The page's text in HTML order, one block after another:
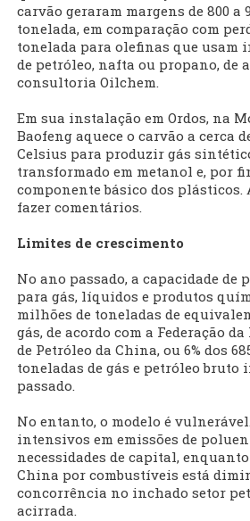
carvão geraram margens de 800 a
tonelada, em comparação com
tonelada para olefinas que usam
de petróleo, nafta ou propano, de
consultoria Oilchem.
Em sua instalação em Ordos, na
Baofeng aquece o carvão a cerca
Celsius para produzir gás
transformado em metanol e, por
componente básico dos plásticos.
fazer comentários.
Limites de crescimento
No ano passado, a capacidade de
para gás, líquidos e produtos
milhões de toneladas de
gás, de acordo com a Federação
de Petróleo da China, ou 6% dos
toneladas de gás e petróleo bruto
passado.
No entanto, o modelo é
intensivos em emissões de
necessidades de capital,
China por combustíveis está
concorrência no inchado setor
acirrada.